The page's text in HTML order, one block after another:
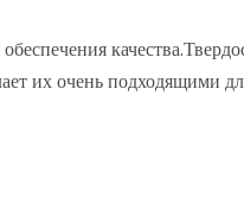
их очень подходящими